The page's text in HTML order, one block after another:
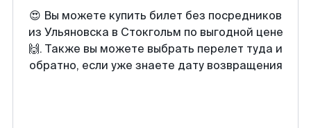
😍 Вы можете купить билет без посредников
из Ульяновска в Стокгольм по выгодной цене
🙌. Также вы можете выбрать перелет туда и
обратно, если уже знаете дату возвращения